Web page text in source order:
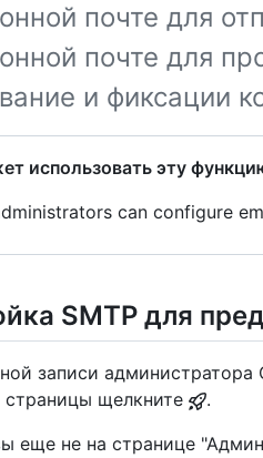
почте для
почте для
и фиксации
использовать эту
can configure
SMTP для
записи
щелкните
.
еще не на странице